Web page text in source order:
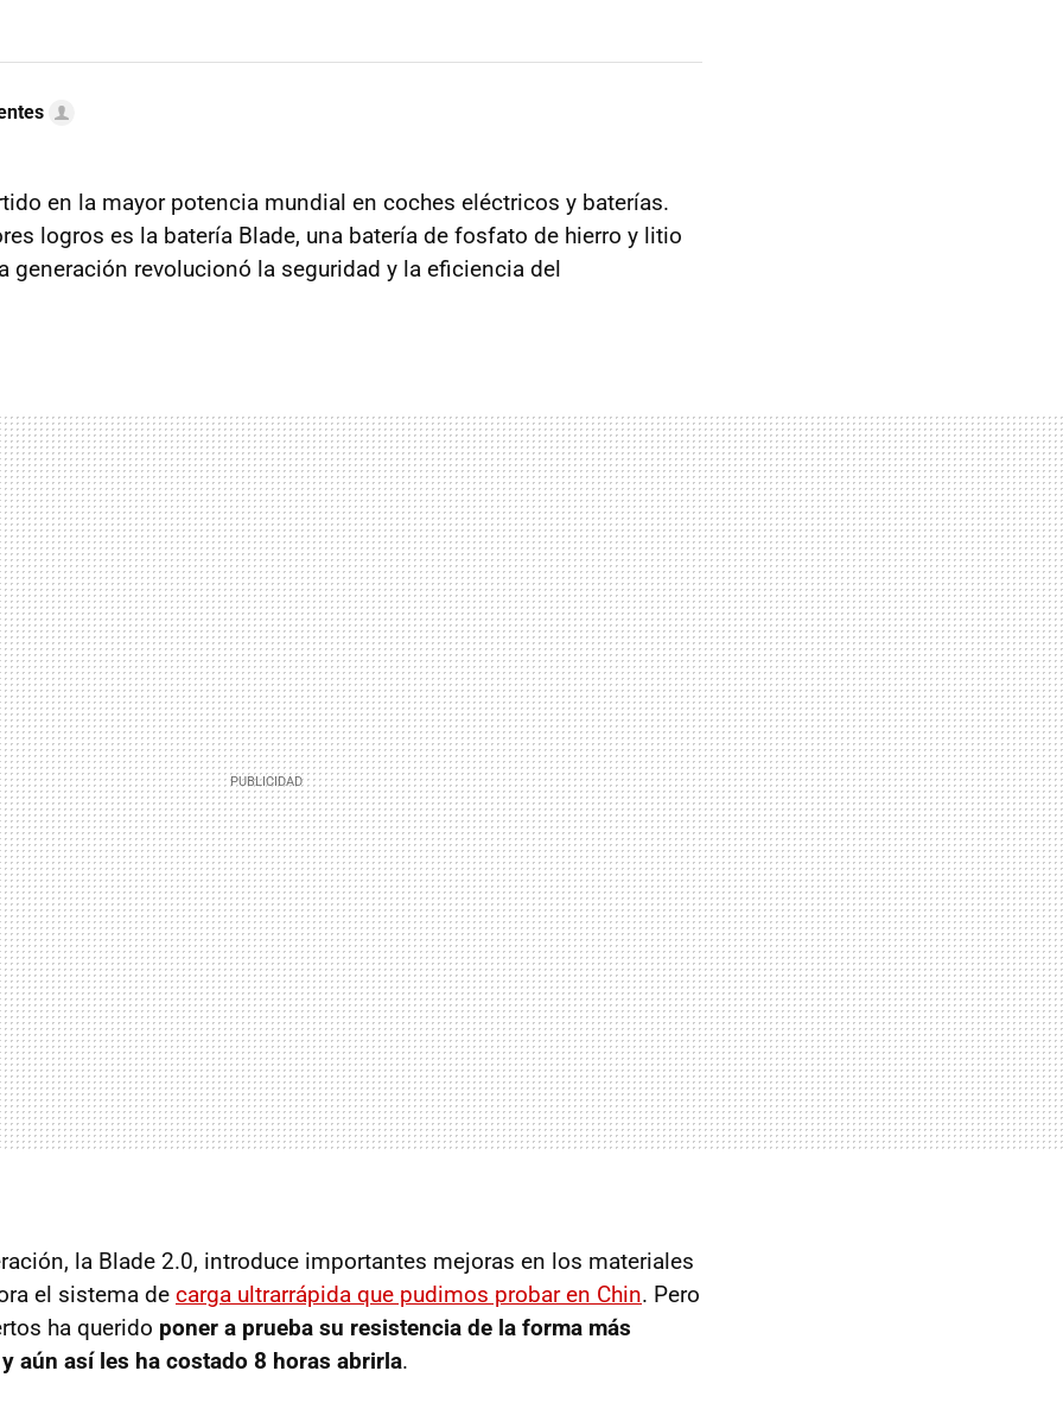
en la mayor potencia mundial en coches eléctricos y baterías.
logros es la batería Blade, una batería de fosfato de hierro y litio
generación revolucionó la seguridad y la eficiencia del
la Blade 2.0, introduce importantes mejoras en los materiales
el sistema de carga ultrarrápida que pudimos probar en Chin. Pero
ha querido poner a prueba su resistencia de la forma más
aún así les ha costado 8 horas abrirla.